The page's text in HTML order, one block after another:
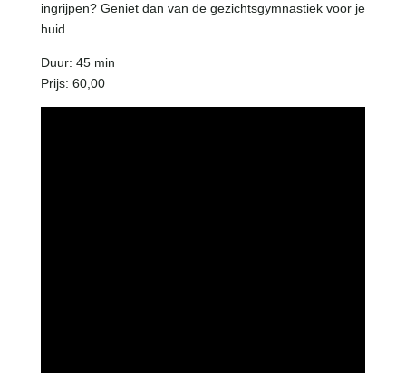
ingrijpen? Geniet dan van de gezichtsgymnastiek voor je
huid.
Duur: 45 min
Prijs: 60,00